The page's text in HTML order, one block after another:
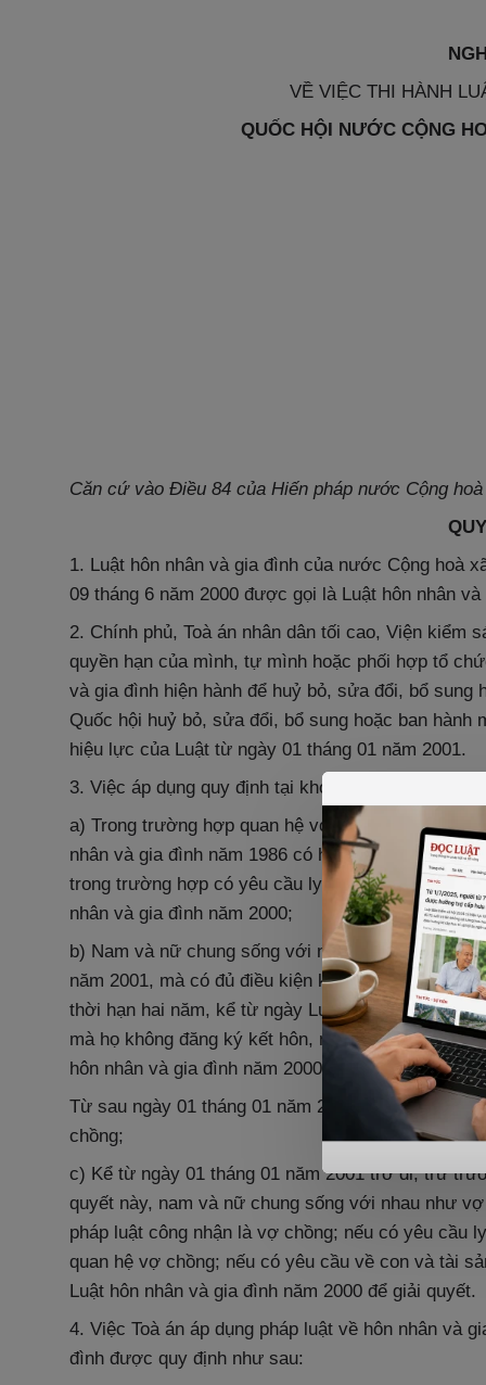
VỀ VIỆC THI HÀNH
QUỐC HỘI NƯỚC CỘNG
Căn cứ vào Điều 84 của Hiến pháp nước Cộng
1. Luật hôn nhân và gia đình của nước Cộng hoà
09 tháng 6 năm 2000 được gọi là Luật hôn nhân
2. Chính phủ, Toà án nhân dân tối cao, Viện kiểm
quyền hạn của mình, tự mình hoặc phối hợp tổ
và gia đình hiện hành để huỷ bỏ, sửa đổi, bổ
Quốc hội huỷ bỏ, sửa đổi, bổ sung hoặc ban
hiệu lực của Luật từ ngày 01 tháng 01 năm 2001.
3. Việc áp dụng quy định tại khoản 1 Điều 11 của
a) Trong trường hợp quan hệ vợ chồng được xác
nhân và gia đình năm 1986 có hiệu lực mà chưa
trong trường hợp có yêu cầu ly hôn thì được Toà
nhân và gia đình năm 2000;
b) Nam và nữ chung sống với nhau như vợ chồng
năm 2001, mà có đủ điều kiện kết hôn theo quy
thời hạn hai năm, kể từ ngày Luật này có hiệu lực
mà họ không đăng ký kết hôn, nhưng có yêu cầu
hôn nhân và gia đình năm 2000 để giải quyết.
Từ sau ngày 01 tháng 01 năm 2003 mà họ không
chồng;
c) Kể từ ngày 01 tháng 01 năm 2001 trở đi, trừ
quyết này, nam và nữ chung sống với nhau như
pháp luật công nhận là vợ chồng; nếu có yêu cầu
quan hệ vợ chồng; nếu có yêu cầu về con và tài
Luật hôn nhân và gia đình năm 2000 để giải quyết.
4. Việc Toà án áp dụng pháp luật về hôn nhân và
đình được quy định như sau: